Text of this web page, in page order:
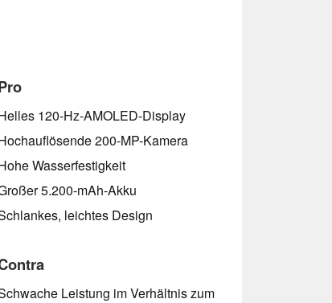
120-Hz-AMOLED-Display
200-MP-Kamera
Wasserfestigkeit
5.200-mAh-Akku
leichtes Design
Leistung im Verhältnis zum